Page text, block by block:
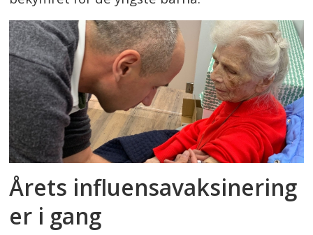
Årets influensavaksinering
er i gang